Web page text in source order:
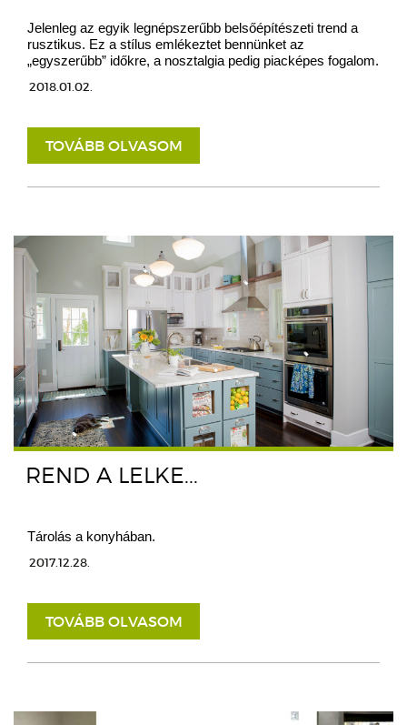
Jelenleg az egyik legnépszerűbb belsőépítészeti trend a
rusztikus. Ez a stílus emlékeztet bennünket az
„egyszerűbb” időkre, a nosztalgia pedig piacképes fogalom.
2018.01.02.
TOVÁBB OLVASOM
REND A LELKE...
Tárolás a konyhában.
2017.12.28.
TOVÁBB OLVASOM